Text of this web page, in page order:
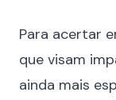
Para acertar
que visam
ainda mais